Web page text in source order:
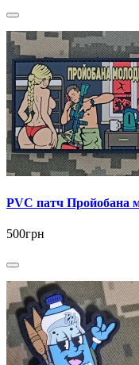
PVC патч Пройобана
500грн